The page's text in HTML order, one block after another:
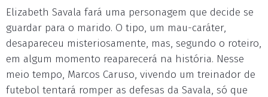
Elizabeth Savala fará uma personagem que decide se
guardar para o marido. O tipo, um mau-caráter,
desapareceu misteriosamente, mas, segundo o roteiro,
em algum momento reaparecerá na história. Nesse
meio tempo, Marcos Caruso, vivendo um treinador de
futebol tentará romper as defesas da Savala, só que